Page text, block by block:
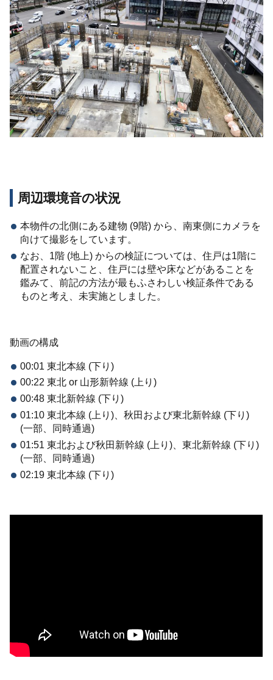
周辺環境音の状況
本物件の北側にある建物 (9階) から、南東側にカメラを
向けて撮影をしています。
なお、1階 (地上) からの検証については、住戸は1階に
配置されないこと、住戸には壁や床などがあることを
鑑みて、前記の方法が最もふさわしい検証条件である
ものと考え、未実施としました。
動画の構成
00:01 東北本線 (下り)
00:22 東北 or 山形新幹線 (上り)
00:48 東北新幹線 (下り)
01:10 東北本線 (上り)、秋田および東北新幹線 (下り)
(一部、同時通過)
01:51 東北および秋田新幹線 (上り)、東北新幹線 (下り)
(一部、同時通過)
02:19 東北本線 (下り)